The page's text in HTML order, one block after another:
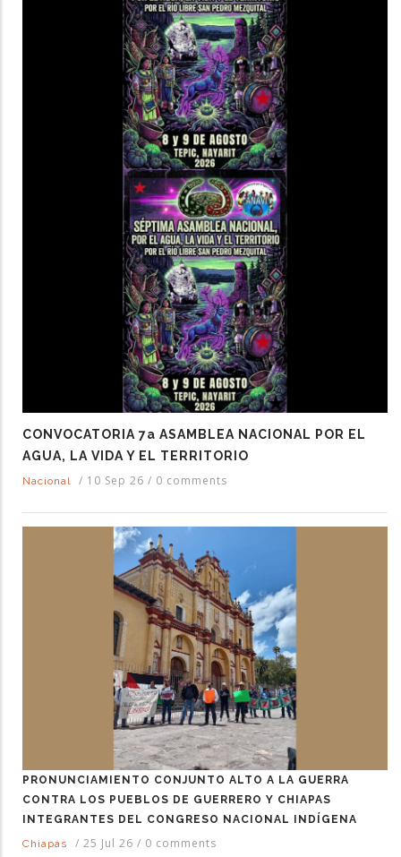
CONVOCATORIA 7a ASAMBLEA NACIONAL POR EL
AGUA, LA VIDA Y EL TERRITORIO
Nacional / 10 Sep 26 / 0 comments
PRONUNCIAMIENTO CONJUNTO ALTO A LA GUERRA
CONTRA LOS PUEBLOS DE GUERRERO Y CHIAPAS
INTEGRANTES DEL CONGRESO NACIONAL INDÍGENA
Chiapas
/ 25 Jul 26 / 0 comments